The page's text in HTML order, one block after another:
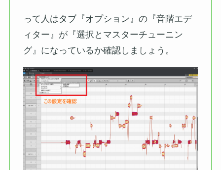
って人はタブ『オプション』の『音階エデ
ィター』が『選択とマスターチューニン
グ』になっているか確認しましょう。